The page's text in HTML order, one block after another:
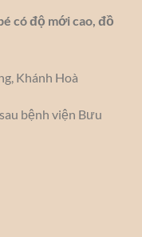
có độ mới cao, đồ
Khánh Hoà
bệnh viện Bưu